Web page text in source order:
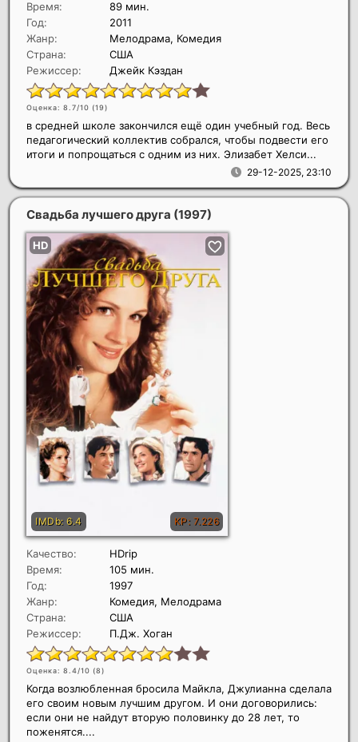
Время:
89 мин.
Год:
2011
Жанр:
Мелодрама, Комедия
Страна:
США
Режиссер:
Джейк Кэздан
Оценка: 8.7/10 (19)
29-12-2025, 23:10
в средней школе закончился ещё один учебный год. Весь
педагогический коллектив собрался, чтобы подвести его
итоги и попрощаться с одним из них. Элизабет Хелси...
Свадьба лучшего друга (1997)
Качество:
HDrip
Время:
105 мин.
Год:
1997
Жанр:
Комедия, Мелодрама
Страна:
США
Режиссер:
П.Дж. Хоган
Оценка: 8.4/10 (8)
Когда возлюбленная бросила Майкла, Джулианна сделала
его своим новым лучшим другом. И они договорились:
если они не найдут вторую половинку до 28 лет, то
поженятся....